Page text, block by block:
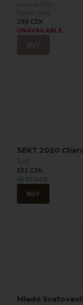
Volume: 0.75 l
Batch: 2245
293 CZK
UNAVAILABLE
SEKT 2020
Sekt
532 CZK
IN STOCK
BUY
Mladé